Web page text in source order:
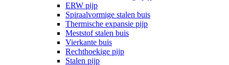
ERW pijp
Spiraalvormige stalen buis
Thermische expansie pijp
Meststof stalen buis
Vierkante buis
Rechthoekige pijp
Stalen pijp